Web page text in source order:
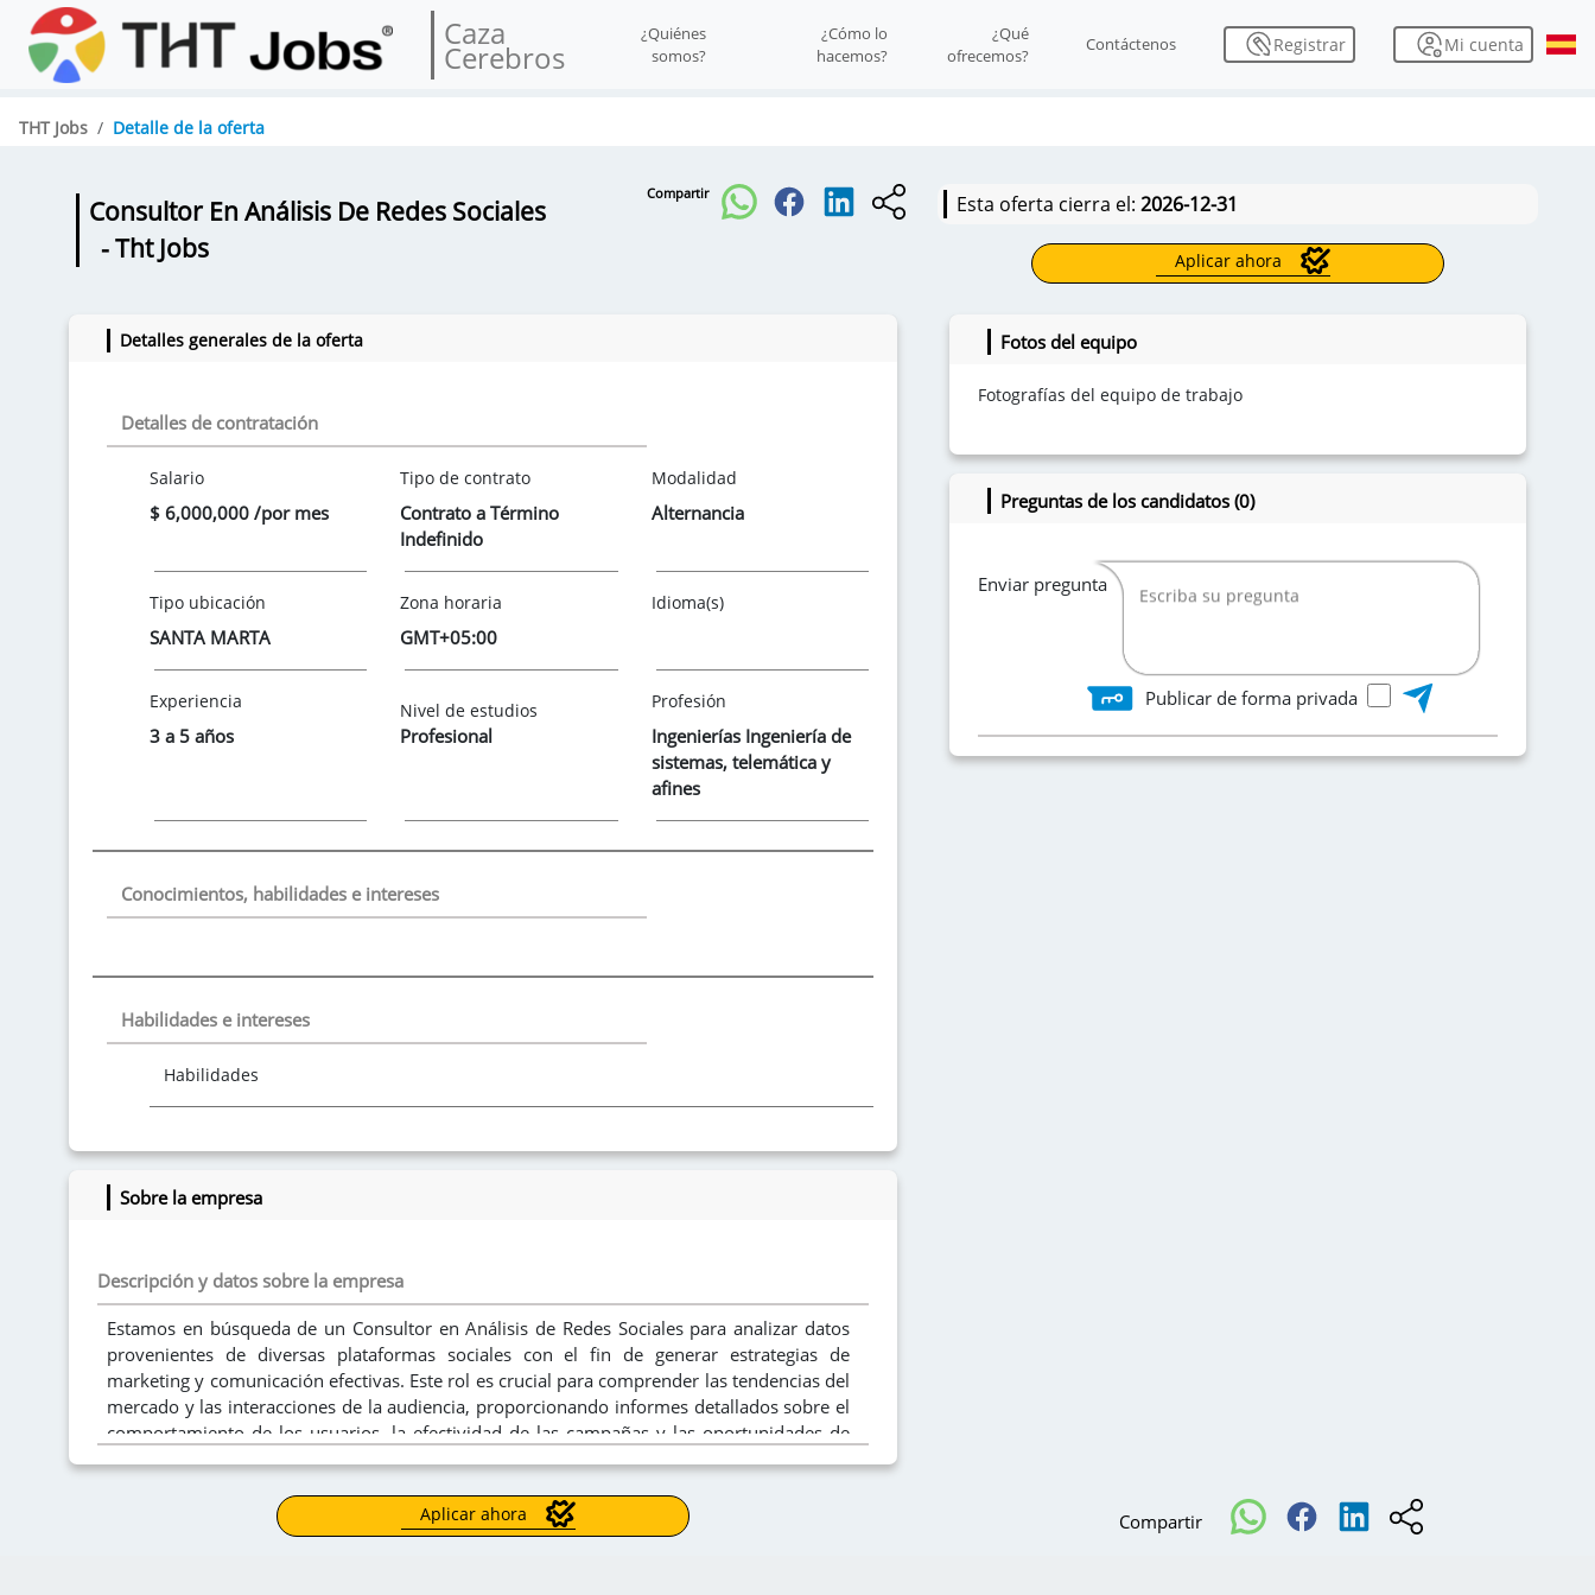
Caza
Cerebros
¿Quiénes
somos?
¿Cómo lo
hacemos?
¿Qué
ofrecemos?
Contáctenos Registrar Mi cuenta
THT Jobs Detalle de la oferta
Consultor En Análisis De Redes Sociales
- Tht Jobs
Compartir Esta oferta cierra el: 2026-12-31
Aplicar ahora
Detalles generales de la oferta
Detalles de contratación
Salario
$ 6,000,000 /por mes
Tipo de contrato
Contrato a Término
Indefinido
Modalidad
Alternancia
Tipo ubicación
SANTA MARTA
Zona horaria
GMT+05:00
Idioma(s)
Experiencia
3 a 5 años
Nivel de estudios
Profesional
Profesión
Ingenierías Ingeniería de
sistemas, telemática y
afines
Conocimientos, habilidades e intereses
Habilidades e intereses
Habilidades
Sobre la empresa
Descripción y datos sobre la empresa
Estamos en búsqueda de un Consultor en Análisis de Redes Sociales para analizar datos
provenientes de diversas plataformas sociales con el fin de generar estrategias de
marketing y comunicación efectivas. Este rol es crucial para comprender las tendencias del
mercado y las interacciones de la audiencia, proporcionando informes detallados sobre el
comportamiento de los usuarios, la efectividad de las campañas y las oportunidades de
optimización.
Fotos del equipo
Fotografías del equipo de trabajo
Preguntas de los candidatos (0)
Enviar pregunta
Publicar de forma privada
Aplicar ahora Compartir